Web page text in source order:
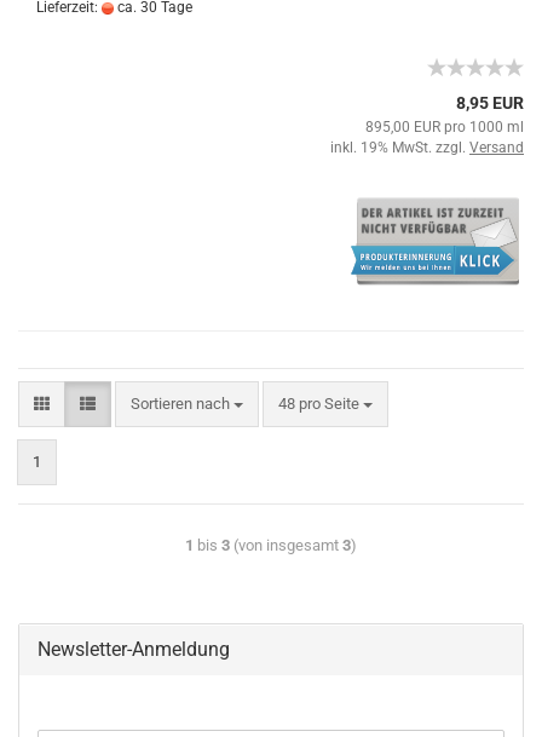
Lieferzeit: ca. 30 Tage
8,95 EUR
895,00 EUR pro 1000 ml
inkl. 19% MwSt. zzgl. Versand
Sortieren nach 48 pro Seite
1
1 bis 3 (von insgesamt 3)
Newsletter-Anmeldung